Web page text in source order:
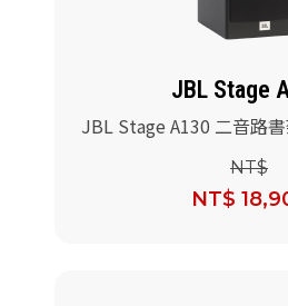
JBL Stage
JBL Stage A130 二音路
NT$
NT$